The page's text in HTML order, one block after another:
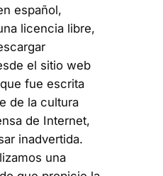
español,
licencia libre,
el sitio web
fue escrita
de la cultura
de Internet,
inadvertida.
una